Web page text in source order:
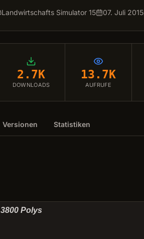
Landwirtschafts Simulator 15 07. Juli 2015
2.7K
DOWNLOADS
13.7K
AUFRUFE
Versionen Statistiken
3800 Polys